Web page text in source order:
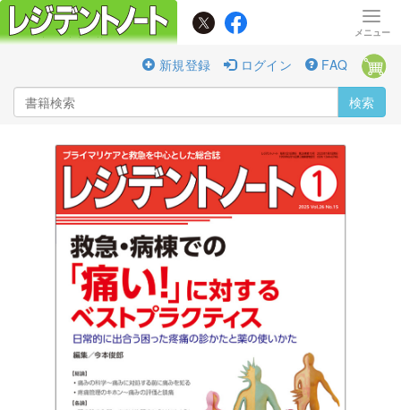
新規登録 ログイン FAQ
検索